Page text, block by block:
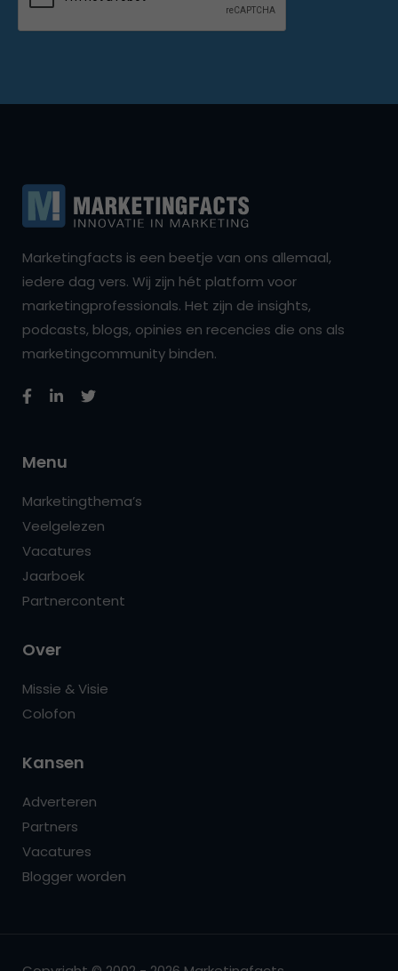
Marketingfacts is een beetje van ons allemaal,
iedere dag vers. Wij zijn hét platform voor
marketingprofessionals. Het zijn de insights,
podcasts, blogs, opinies en recencies die ons als
marketingcommunity binden.
Menu
Marketingthema’s
Veelgelezen
Vacatures
Jaarboek
Partnercontent
Over
Missie & Visie
Colofon
Kansen
Adverteren
Partners
Vacatures
Blogger worden